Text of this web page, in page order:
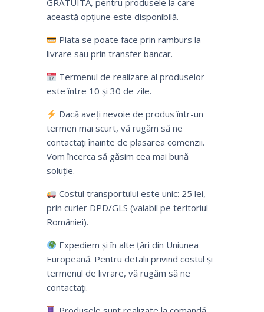
GRATUITĂ, pentru produsele la care
această opțiune este disponibilă.
Plata se poate face prin ramburs la
livrare sau prin transfer bancar.
Termenul de realizare al produselor
este între 10 și 30 de zile.
Dacă aveți nevoie de produs într-un
termen mai scurt, vă rugăm să ne
contactați înainte de plasarea comenzii.
Vom încerca să găsim cea mai bună
soluție.
Costul transportului este unic: 25 lei,
prin curier DPD/GLS (valabil pe teritoriul
României).
Expediem și în alte țări din Uniunea
Europeană. Pentru detalii privind costul și
termenul de livrare, vă rugăm să ne
contactați.